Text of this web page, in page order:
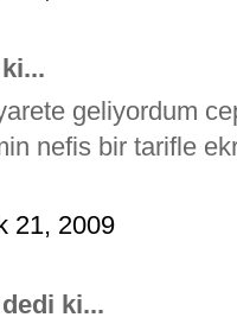
geliyordum
nefis bir tarifle
21, 2009
dedi ki...